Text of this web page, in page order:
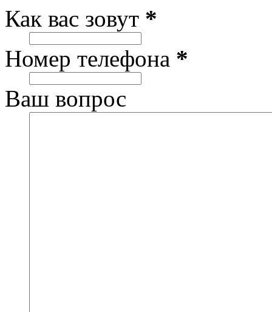
Как вас зовут *
Номер телефона *
Ваш вопрос